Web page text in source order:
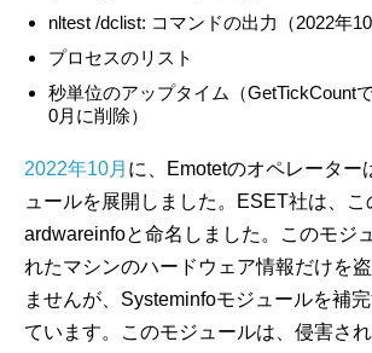
nltest /dclist: コマンドの出力（2022年10
プロセスのリスト
秒単位のアップタイム（GetTickCount
0月に削除）
2022年10月 に、Emotetのオペレーター
ュールを展開しました。ESET社は、こ
ardwareinfoと命名しました。このモジ
れたマシンのハードウェア情報だけを
ませんが、Systeminfoモジュールを補
ています。このモジュールは、侵害さ